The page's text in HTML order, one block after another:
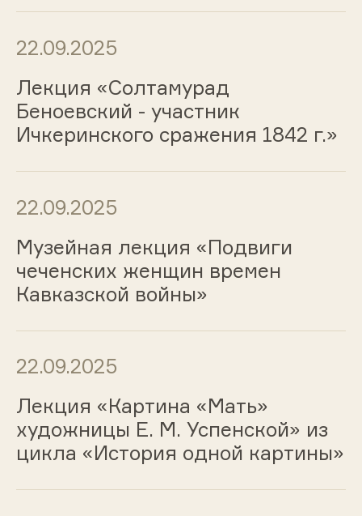
22.09.2025
Лекция «Солтамурад
Беноевский - участник
Ичкеринского сражения 1842 г.»
22.09.2025
Музейная лекция «Подвиги
чеченских женщин времен
Кавказской войны»
22.09.2025
Лекция «Картина «Мать»
художницы Е. М. Успенской» из
цикла «История одной картины»